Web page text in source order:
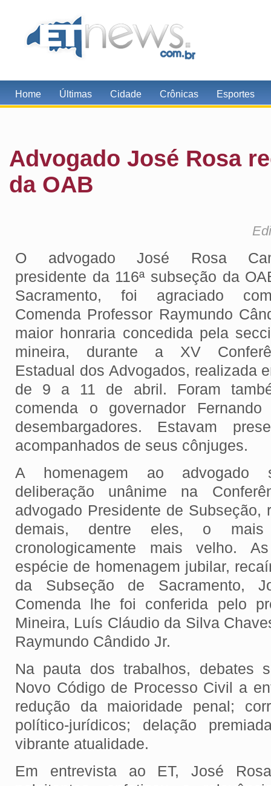
Home Últimas Cidade Crônicas Esportes
Advogado José Rosa
da OAB
O advogado José Rosa
presidente da 116ª subseção da
Sacramento, foi agraciado
Comenda Professor Raymundo
maior honraria concedida pela
mineira, durante a XV
Estadual dos Advogados, realizada
de 9 a 11 de abril. Foram
comenda o governador
desembargadores. Estavam
acompanhados de seus cônjuges.
A homenagem ao advogado
deliberação unânime na
advogado Presidente de Subseção,
demais, dentre eles, o
cronologicamente mais velho.
espécie de homenagem jubilar,
da Subseção de Sacramento,
Comenda lhe foi conferida pelo
Mineira, Luís Cláudio da Silva
Raymundo Cândido Jr.
Na pauta dos trabalhos, debates
Novo Código de Processo Civil a
redução da maioridade penal;
político-jurídicos; delação
vibrante atualidade.
Em entrevista ao ET, José